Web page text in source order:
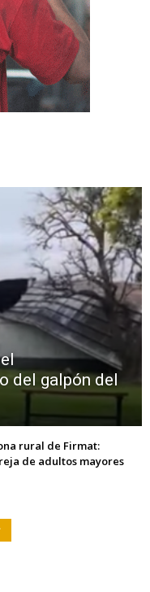
del galpón del
rural de Firmat:
de adultos mayores